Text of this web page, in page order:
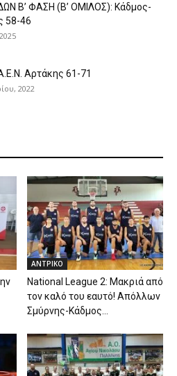
Β’ ΦΑΣΗ (Β’ ΟΜΙΛΟΣ): Κάδμος-
58-46
Αρτάκης 61-71
2022
ΑΝTΡΙΚΟ
National League 2: Μακριά από
τον καλό του εαυτό! Απόλλων
Σμύρνης-Κάδμος...